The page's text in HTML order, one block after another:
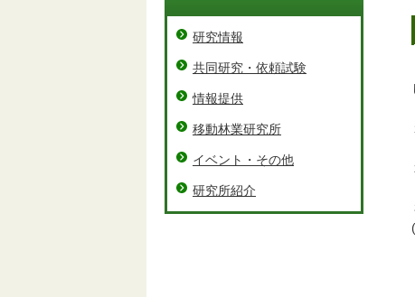
研究情報
共同研究・依頼試験
情報提供
移動林業研究所
イベント・その他
研究所紹介